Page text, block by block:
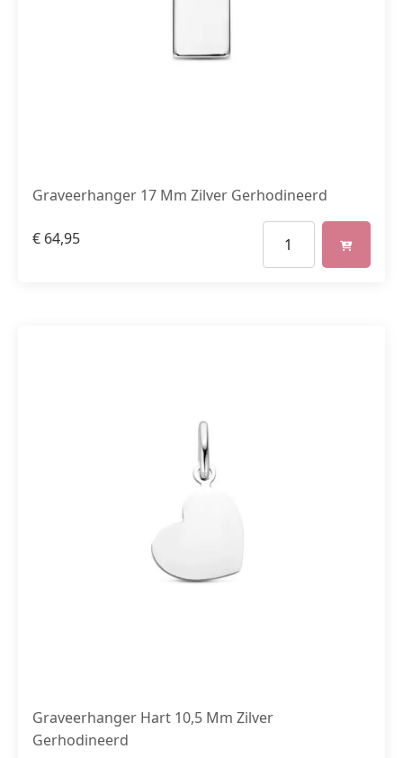
Graveerhanger 17 Mm Zilver Gerhodineerd
€ 64,95
Graveerhanger Hart 10,5 Mm Zilver
Gerhodineerd